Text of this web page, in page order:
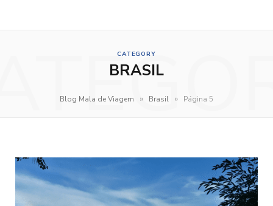
CATEGORY
BRASIL
Blog Mala de Viagem » Brasil » Página 5